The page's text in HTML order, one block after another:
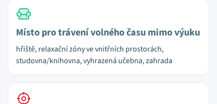
Místo pro trávení volného času mimo výuku
hřiště, relaxační zóny ve vnitřních prostorách,
studovna/knihovna, vyhrazená učebna, zahrada